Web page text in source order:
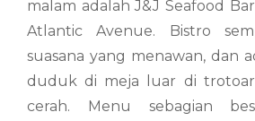
malam adalah J&J Seafood
Atlantic Avenue. Bistro
suasana yang menawan, dan
duduk di meja luar di
cerah. Menu sebagian